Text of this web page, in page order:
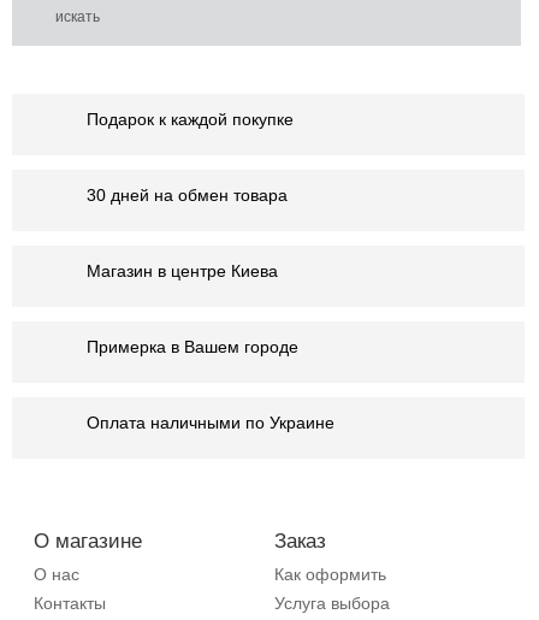
Подарок к каждой покупке
30 дней на обмен товара
Магазин в центре Киева
Примерка в Вашем городе
Оплата наличными по Украине
О магазине
О нас
Контакты
Заказ
Как оформить
Услуга выбора